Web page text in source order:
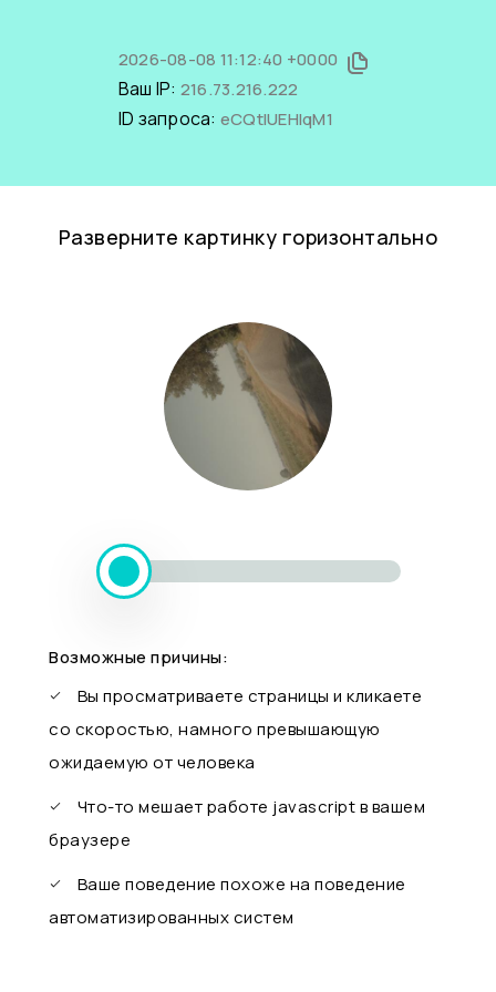
2026-08-08 11:12:40 +0000
Ваш IP: 216.73.216.222
ID запроса: eCQtlUEHlqM1
Разверните картинку горизонтально
Возможные причины:
Вы просматриваете страницы и кликаете
со скоростью, намного превышающую
ожидаемую от человека
Что-то мешает работе javascript в вашем
браузере
Ваше поведение похоже на поведение
автоматизированных систем